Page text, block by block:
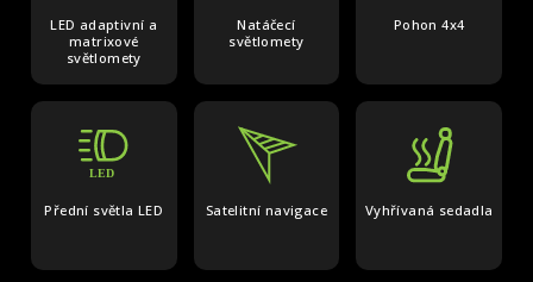
LED adaptivní a
matrixové
světlomety
Natáčecí
světlomety
Pohon 4x4
Přední světla LED Satelitní navigace Vyhřívaná sedadla